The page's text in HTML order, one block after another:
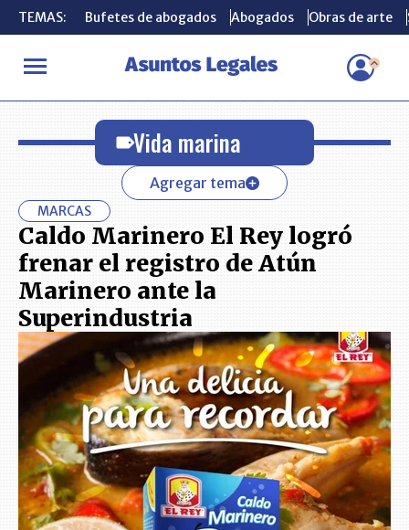
TEMAS: Bufetes de abogados Abogados Obras de arte
INICIO Vida marina
TEMAS: Bufetes de abogados Abogados Obras de arte
Vida marina
Agregar tema
MARCAS
Caldo Marinero El Rey logró
frenar el registro de Atún
Marinero ante la
Superindustria